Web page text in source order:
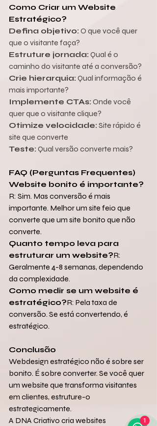
Como Criar um Website
Estratégico?
Defina objetivo: O que você quer
que o visitante faça?
Estruture jornada: Qual é o
caminho do visitante até a conversão?
Crie hierarquia: Qual informação é
mais importante?
Implemente CTAs: Onde você
quer que o visitante clique?
Otimize velocidade: Site rápido é
site que converte
Teste: Qual versão converte mais?
FAQ (Perguntas Frequentes)
Website bonito é importante?
R: Sim. Mas conversão é mais
importante. Melhor um site feio que
converte que um site bonito que não
converte.
Quanto tempo leva para
estruturar um website?R:
Geralmente 4-8 semanas, dependendo
da complexidade.
Como medir se um website é
estratégico?R: Pela taxa de
conversão. Se está convertendo, é
estratégico.
Conclusão
Webdesign estratégico não é sobre ser
bonito. É sobre converter. Se você quer
um website que transforma visitantes
em clientes, estruture-o
estrategicamente.
A DNA Criativo cria websites
1